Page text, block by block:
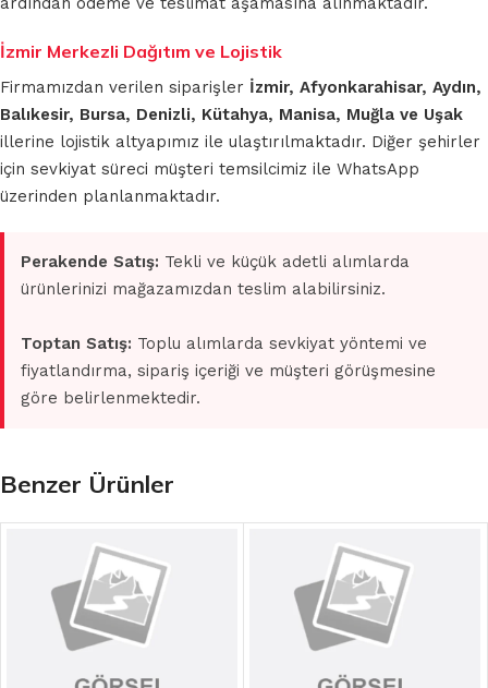
İzmir Merkezli Dağıtım ve Lojistik
Firmamızdan verilen siparişler İzmir, Afyonkarahisar, Aydın,
Balıkesir, Bursa, Denizli, Kütahya, Manisa, Muğla ve Uşak
illerine lojistik altyapımız ile ulaştırılmaktadır. Diğer şehirler
için sevkiyat süreci müşteri temsilcimiz ile WhatsApp
üzerinden planlanmaktadır.
Perakende Satış: Tekli ve küçük adetli alımlarda
ürünlerinizi mağazamızdan teslim alabilirsiniz.
Toptan Satış: Toplu alımlarda sevkiyat yöntemi ve
fiyatlandırma, sipariş içeriği ve müşteri görüşmesine
göre belirlenmektedir.
Benzer Ürünler